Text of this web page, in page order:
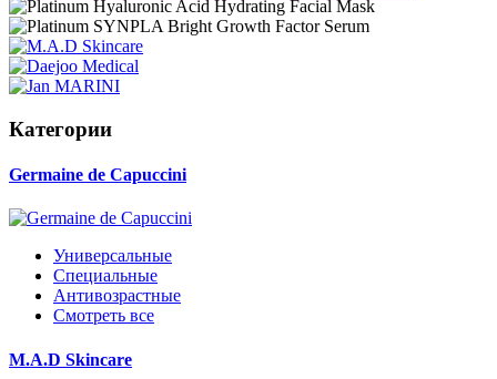
Категории
Germaine de Capuccini
Универсальные
Специальные
Антивозрастные
Смотреть все
M.A.D Skincare